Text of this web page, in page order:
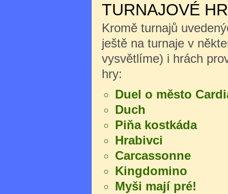
TURNAJOVÉ
Kromě turnajů
ještě na turnaje v
vysvětlíme) i hrách
hry:
Duel o město
Duch
Piňa kostkáda
Hrabivci
Carcassonne
Kingdomino
Myši mají pré!